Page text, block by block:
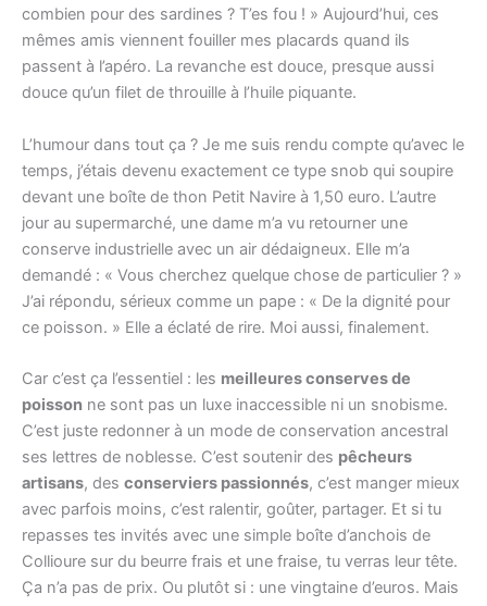
combien pour des sardines ? T’es fou ! » Aujourd’hui, ces
mêmes amis viennent fouiller mes placards quand ils
passent à l’apéro. La revanche est douce, presque aussi
douce qu’un filet de throuille à l’huile piquante.
L’humour dans tout ça ? Je me suis rendu compte qu’avec le
temps, j’étais devenu exactement ce type snob qui soupire
devant une boîte de thon Petit Navire à 1,50 euro. L’autre
jour au supermarché, une dame m’a vu retourner une
conserve industrielle avec un air dédaigneux. Elle m’a
demandé : « Vous cherchez quelque chose de particulier ? »
J’ai répondu, sérieux comme un pape : « De la dignité pour
ce poisson. » Elle a éclaté de rire. Moi aussi, finalement.
Car c’est ça l’essentiel : les meilleures conserves de
poisson ne sont pas un luxe inaccessible ni un snobisme.
C’est juste redonner à un mode de conservation ancestral
ses lettres de noblesse. C’est soutenir des pêcheurs
artisans, des conserviers passionnés, c’est manger mieux
avec parfois moins, c’est ralentir, goûter, partager. Et si tu
repasses tes invités avec une simple boîte d’anchois de
Collioure sur du beurre frais et une fraise, tu verras leur tête.
Ça n’a pas de prix. Ou plutôt si : une vingtaine d’euros. Mais